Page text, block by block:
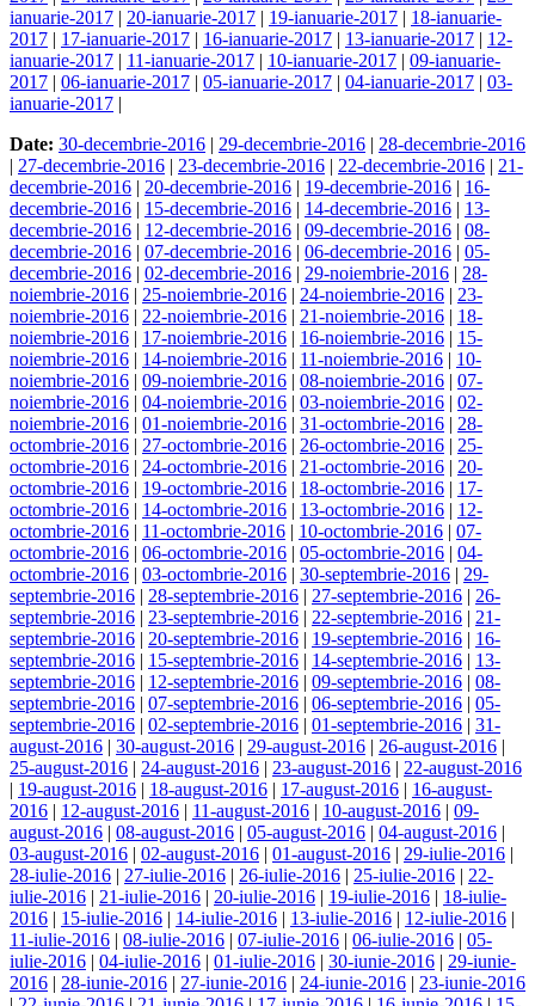
ianuarie-2017 | 20-ianuarie-2017 | 19-ianuarie-2017 | 18-ianuarie-
2017 | 17-ianuarie-2017 | 16-ianuarie-2017 | 13-ianuarie-2017 | 12-
ianuarie-2017 | 11-ianuarie-2017 | 10-ianuarie-2017 | 09-ianuarie-
2017 | 06-ianuarie-2017 | 05-ianuarie-2017 | 04-ianuarie-2017 | 03-
ianuarie-2017 |
Date: 30-decembrie-2016 | 29-decembrie-2016 | 28-decembrie-2016
| 27-decembrie-2016 | 23-decembrie-2016 | 22-decembrie-2016 | 21-
decembrie-2016 | 20-decembrie-2016 | 19-decembrie-2016 | 16-
decembrie-2016 | 15-decembrie-2016 | 14-decembrie-2016 | 13-
decembrie-2016 | 12-decembrie-2016 | 09-decembrie-2016 | 08-
decembrie-2016 | 07-decembrie-2016 | 06-decembrie-2016 | 05-
decembrie-2016 | 02-decembrie-2016 | 29-noiembrie-2016 | 28-
noiembrie-2016 | 25-noiembrie-2016 | 24-noiembrie-2016 | 23-
noiembrie-2016 | 22-noiembrie-2016 | 21-noiembrie-2016 | 18-
noiembrie-2016 | 17-noiembrie-2016 | 16-noiembrie-2016 | 15-
noiembrie-2016 | 14-noiembrie-2016 | 11-noiembrie-2016 | 10-
noiembrie-2016 | 09-noiembrie-2016 | 08-noiembrie-2016 | 07-
noiembrie-2016 | 04-noiembrie-2016 | 03-noiembrie-2016 | 02-
noiembrie-2016 | 01-noiembrie-2016 | 31-octombrie-2016 | 28-
octombrie-2016 | 27-octombrie-2016 | 26-octombrie-2016 | 25-
octombrie-2016 | 24-octombrie-2016 | 21-octombrie-2016 | 20-
octombrie-2016 | 19-octombrie-2016 | 18-octombrie-2016 | 17-
octombrie-2016 | 14-octombrie-2016 | 13-octombrie-2016 | 12-
octombrie-2016 | 11-octombrie-2016 | 10-octombrie-2016 | 07-
octombrie-2016 | 06-octombrie-2016 | 05-octombrie-2016 | 04-
octombrie-2016 | 03-octombrie-2016 | 30-septembrie-2016 | 29-
septembrie-2016 | 28-septembrie-2016 | 27-septembrie-2016 | 26-
septembrie-2016 | 23-septembrie-2016 | 22-septembrie-2016 | 21-
septembrie-2016 | 20-septembrie-2016 | 19-septembrie-2016 | 16-
septembrie-2016 | 15-septembrie-2016 | 14-septembrie-2016 | 13-
septembrie-2016 | 12-septembrie-2016 | 09-septembrie-2016 | 08-
septembrie-2016 | 07-septembrie-2016 | 06-septembrie-2016 | 05-
septembrie-2016 | 02-septembrie-2016 | 01-septembrie-2016 | 31-
august-2016 | 30-august-2016 | 29-august-2016 | 26-august-2016 |
25-august-2016 | 24-august-2016 | 23-august-2016 | 22-august-2016
| 19-august-2016 | 18-august-2016 | 17-august-2016 | 16-august-
2016 | 12-august-2016 | 11-august-2016 | 10-august-2016 | 09-
august-2016 | 08-august-2016 | 05-august-2016 | 04-august-2016 |
03-august-2016 | 02-august-2016 | 01-august-2016 | 29-iulie-2016 |
28-iulie-2016 | 27-iulie-2016 | 26-iulie-2016 | 25-iulie-2016 | 22-
iulie-2016 | 21-iulie-2016 | 20-iulie-2016 | 19-iulie-2016 | 18-iulie-
2016 | 15-iulie-2016 | 14-iulie-2016 | 13-iulie-2016 | 12-iulie-2016 |
11-iulie-2016 | 08-iulie-2016 | 07-iulie-2016 | 06-iulie-2016 | 05-
iulie-2016 | 04-iulie-2016 | 01-iulie-2016 | 30-iunie-2016 | 29-iunie-
2016 | 28-iunie-2016 | 27-iunie-2016 | 24-iunie-2016 | 23-iunie-2016